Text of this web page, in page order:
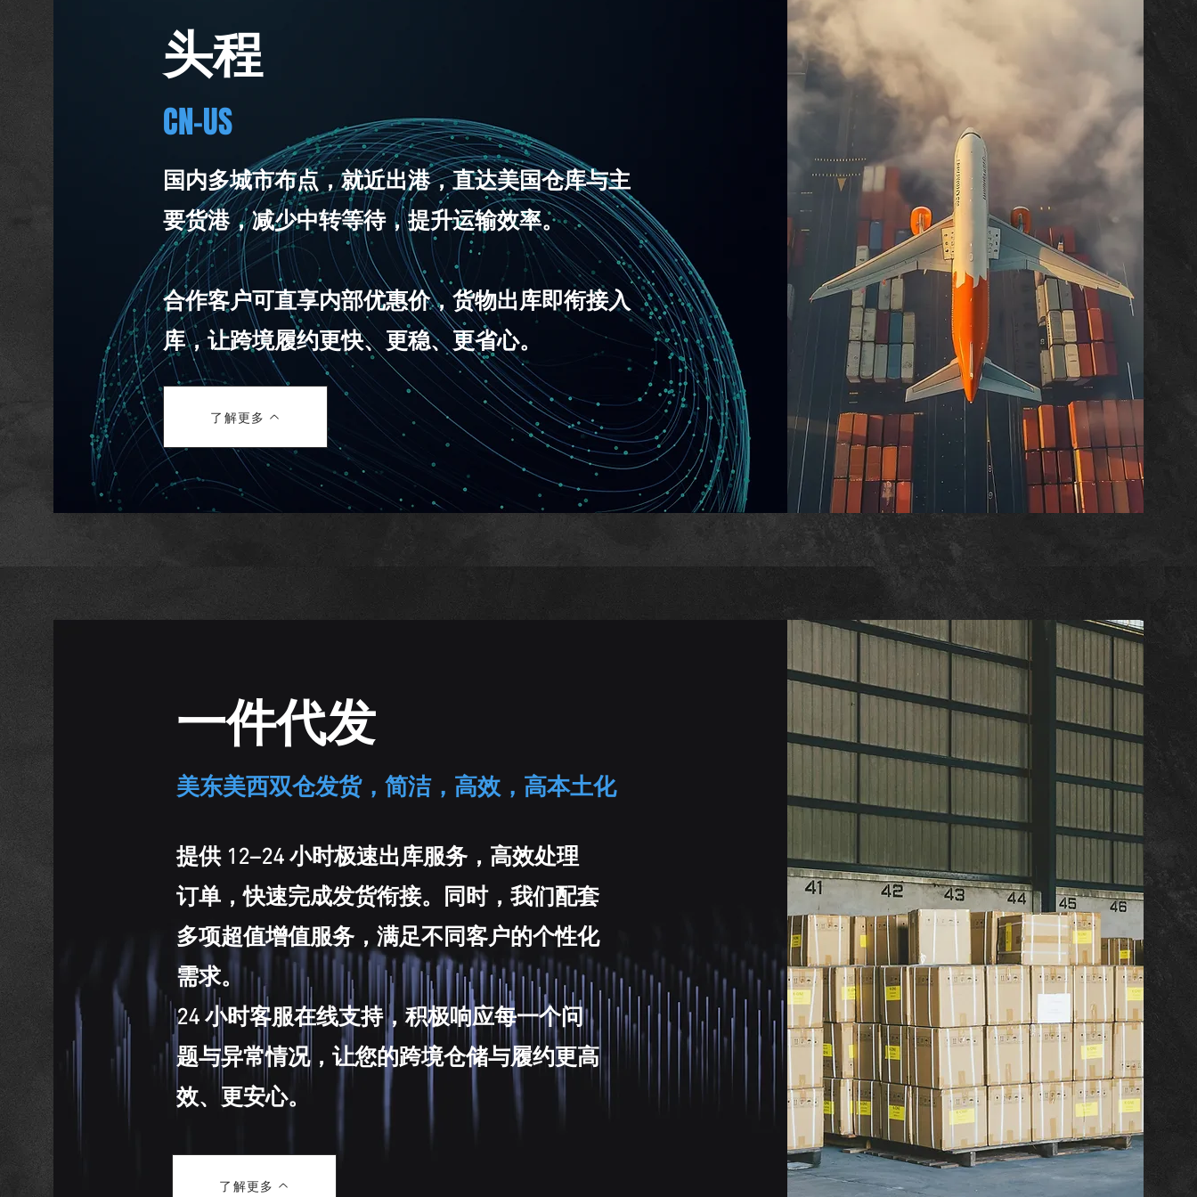
头程
CN-US
国内多城市布点，就近出港，直达美国仓库与主
要货港，减少中转等待，提升运输效率。
合作客户可直享内部优惠价，货物出库即衔接入
库，让跨境履约更快、更稳、更省心。
了解更多
一件代发
​美东美西双仓发货，简洁，高效，高本土化
提供 12–24 小时极速出库服务，高效处理
订单，快速完成发货衔接。同时，我们配套
多项超值增值服务，满足不同客户的个性化
需求。
24 小时客服在线支持，积极响应每一个问
题与异常情况，让您的跨境仓储与履约更高
效、更安心。
了解更多